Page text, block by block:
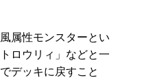
属性モンスターとい
ロウリィ」などと一
デッキに戻すこと